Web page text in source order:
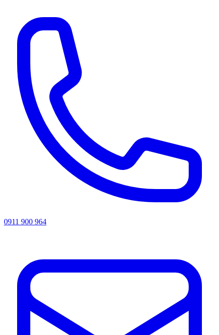
0911 900 964